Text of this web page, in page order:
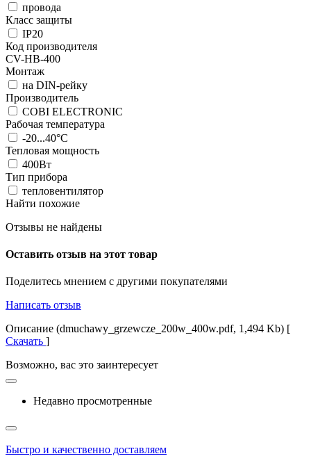
провода
Класс защиты
IP20
Код производителя
CV-HB-400
Монтаж
на DIN-рейку
Производитель
COBI ELECTRONIC
Рабочая температура
-20...40°C
Тепловая мощность
400Вт
Тип прибора
тепловентилятор
Найти похожие
Отзывы не найдены
Оставить отзыв на этот товар
Поделитесь мнением с другими покупателями
Написать отзыв
Описание (dmuchawy_grzewcze_200w_400w.pdf, 1,494 Kb) [
Скачать ]
Возможно, вас это заинтересует
Недавно просмотренные
Быстро и качественно доставляем